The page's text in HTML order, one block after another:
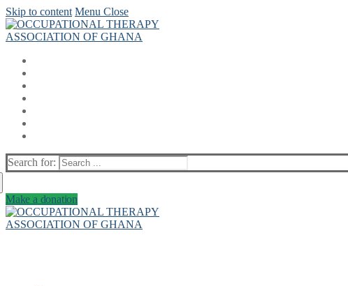
Skip to content Menu Close
Search for:
Make a donation